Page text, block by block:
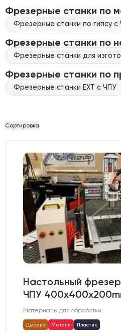
Фрезерные станки по
Фрезерные станки по гипсу с
Фрезерные станки по
Фрезерные станки для
Фрезерные станки по
Фрезерные станки EXT с ЧПУ
Сортировка
Настольный
ЧПУ
Материалы для обработки:
Дерево Металл Пластик